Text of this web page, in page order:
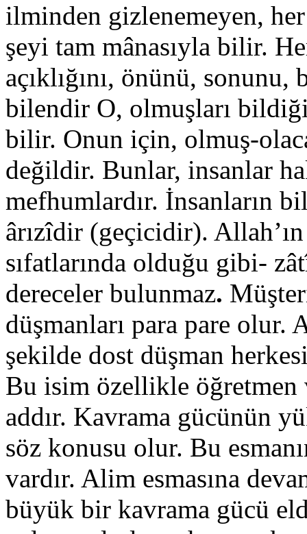
ilminden gizlenemeyen,
şeyi tam mânasıyla bilir.
açıklığını, önünü,
bilendir O, olmuşları
bilir. Onun için, olmuş-
değildir. Bunlar, insanlar
mefhumlardır. İnsanların
ârızîdir (geçicidir).
sıfatlarında olduğu gibi-
dereceler bulunmaz.
düşmanları para pare olur.
şekilde dost düşman
Bu isim özellikle öğretmen
addır. Kavrama gücünün
söz konusu olur. Bu
vardır. Alim esmasına
büyük bir kavrama gücü